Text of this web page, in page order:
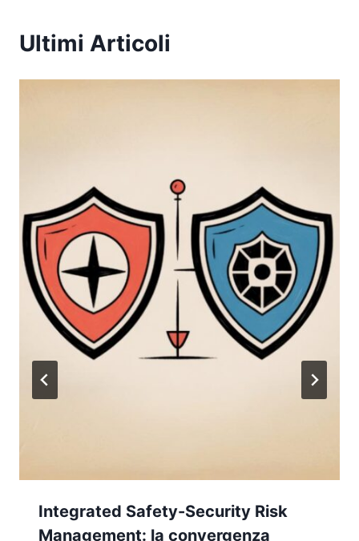
Ultimi Articoli
Integrated Safety-Security Risk
Management: la convergenza